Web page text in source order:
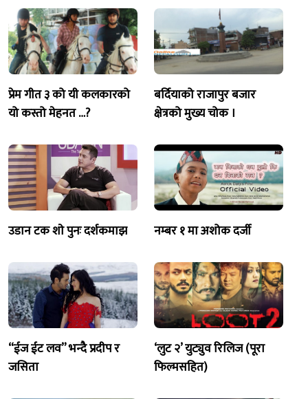
प्रेम गीत ३ को यी कलकारको
यो कस्तो मेहनत …?
बर्दियाको राजापुर बजार
क्षेत्रको मुख्य चोक ।
उडान टक शाे पुनः दर्शकमाझ नम्बर १ मा अशोक दर्जी
“ईज ईट लव” भन्दै प्रदीप र
जसिता
‘लुट २’ युट्युव रिलिज (पूरा
फिल्मसहित)